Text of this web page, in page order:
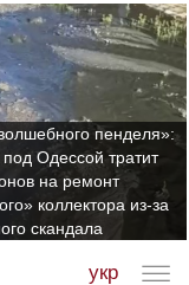
пенделя»:
Одессой тратит
на ремонт
коллектора из-за
скандала
укр